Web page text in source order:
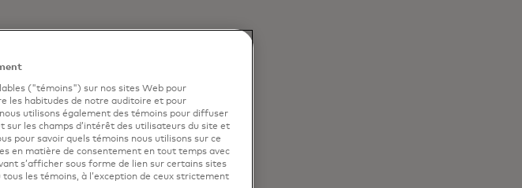
("témoins") sur nos sites Web pour
les habitudes de notre auditoire et pour
utilisons également des témoins pour diffuser
sur les champs d’intérêt des utilisateurs du site et
pour savoir quels témoins nous utilisons sur ce
en matière de consentement en tout temps avec
s’afficher sous forme de lien sur certains sites
les témoins, à l’exception de ceux strictement